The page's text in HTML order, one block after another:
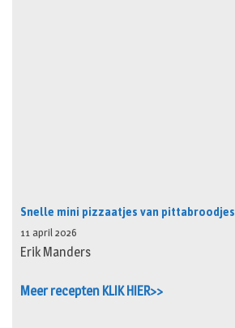
Snelle mini pizzaatjes van pittabroodjes
11 april 2026
Erik Manders
Meer recepten KLIK HIER>>